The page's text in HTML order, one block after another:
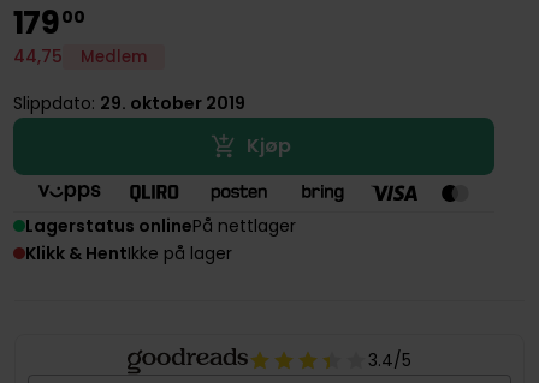
17900
44,75 Medlem
Slippdato: 29. oktober 2019
Kjøp
Lagerstatus onlinePå nettlager
Klikk & HentIkke på lager
3.4/5